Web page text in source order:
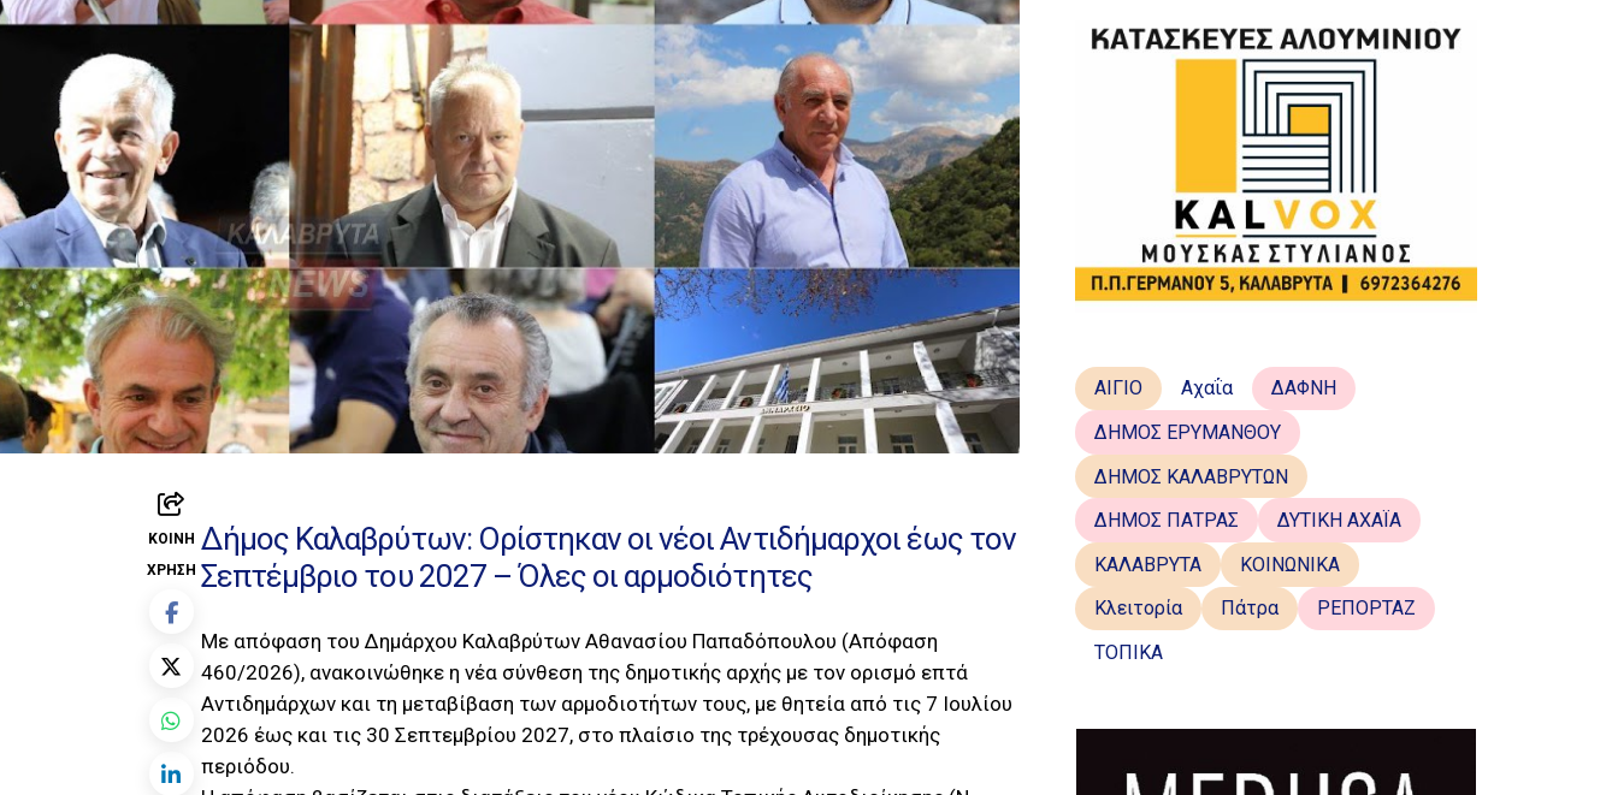
ΚΟΙΝΉ
ΧΡΉΣΗ
Δήμος Καλαβρύτων: Ορίστηκαν οι νέοι Αντιδήμαρχοι έως τον
Σεπτέμβριο του 2027 – Όλες οι αρμοδιότητες
Με απόφαση του Δημάρχου Καλαβρύτων Αθανασίου Παπαδόπουλου (Απόφαση
460/2026), ανακοινώθηκε η νέα σύνθεση της δημοτικής αρχής με τον ορισμό επτά
Αντιδημάρχων και τη μεταβίβαση των αρμοδιοτήτων τους, με θητεία από τις 7 Ιουλίου
2026 έως και τις 30 Σεπτεμβρίου 2027, στο πλαίσιο της τρέχουσας δημοτικής
περιόδου.
ΑΙΓΙΟ Αχαΐα
ΔΑΦΝΗ
ΔΗΜΟΣ ΕΡΥΜΑΝΘΟΥ
ΔΗΜΟΣ ΚΑΛΑΒΡΥΤΩΝ
ΔΗΜΟΣ ΠΑΤΡΑΣ
ΔΥΤΙΚΗ ΑΧΑΪΑ
ΚΑΛΑΒΡΥΤΑ
ΚΟΙΝΩΝΙΚΑ
Κλειτορία
Πάτρα
ΡΕΠΟΡΤΑΖ
ΤΟΠΙΚΑ